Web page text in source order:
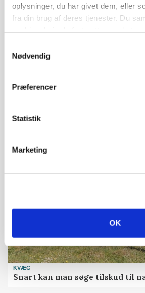
oplysninger, du har givet dem, eller
fra din brug af deres tjenester. Du
Nødvendig
Præferencer
Statistik
Marketing
OK
Folketinget behandler ny
KVÆG
Snart kan man søge tilskud til